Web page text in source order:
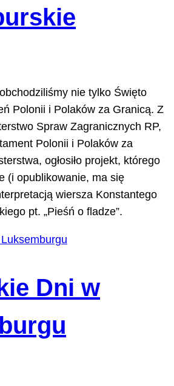
nie tylko Święto
Polonii i Polaków za Granicą. Z
Spraw Zagranicznych RP,
Polonii i Polaków za
ogłosiło projekt, którego
(i opublikowanie, ma się
wiersza Konstantego
pt. „Pieśń o fladze”.
Dni w